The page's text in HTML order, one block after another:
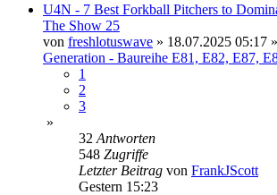
U4N - 7 Best Forkball Pitchers to
The Show 25
von freshlotuswave » 18.07.2025 05:17
Generation - Baureihe E81, E82, E87,
1
2
3
»
32 Antworten
548 Zugriffe
Letzter Beitrag von FrankJScott
Gestern 15:23